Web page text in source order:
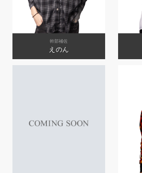
幹部補佐
えのん